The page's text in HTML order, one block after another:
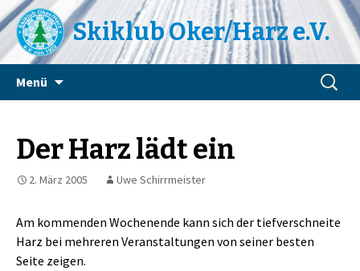
Skiklub Oker/Harz e.V.
Menü
Suchen
nach:
Der Harz lädt ein
2. März 2005 Uwe Schirrmeister
Am kommenden Wochenende kann sich der tiefverschneite
Harz bei mehreren Veranstaltungen von seiner besten
Seite zeigen.